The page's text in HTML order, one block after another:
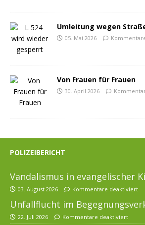
Umleitung wegen
05. Mai 2026
Von Frauen für Frauen
30. April 2026
POLIZEIBERICHT
Vandalismus in evangelischer
03. August 2026 Kommentare deaktiviert
Unfallflucht im
22. Juli 2026 Kommentare deaktiviert